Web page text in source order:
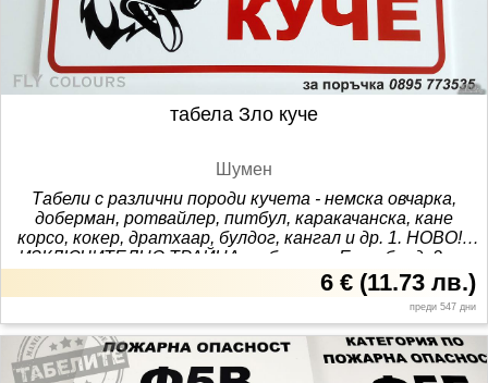
6 € (11.73 лв.)
преди 547 дни
табела Зло куче
Шумен
Табели с различни породи кучета - немска овчарка,
доберман, ротвайлер, питбул, каракачанска, кане
корсо, кокер, дратхаар, булдог, кангал и др. 1. НОВО!!!
ИЗКЛЮЧИТЕЛНО ТРАЙНА табела от Еталбонд, 2 мм
размери 18/30 см, устойчива на атмосферни влияния
лични съобщения. За още стикери и табели
разгледайте и другите ни обяви. магазин ”Табели
Шумен”, адрес: ул. Илия Р. Блъсков №13 Тагове: длъжни,